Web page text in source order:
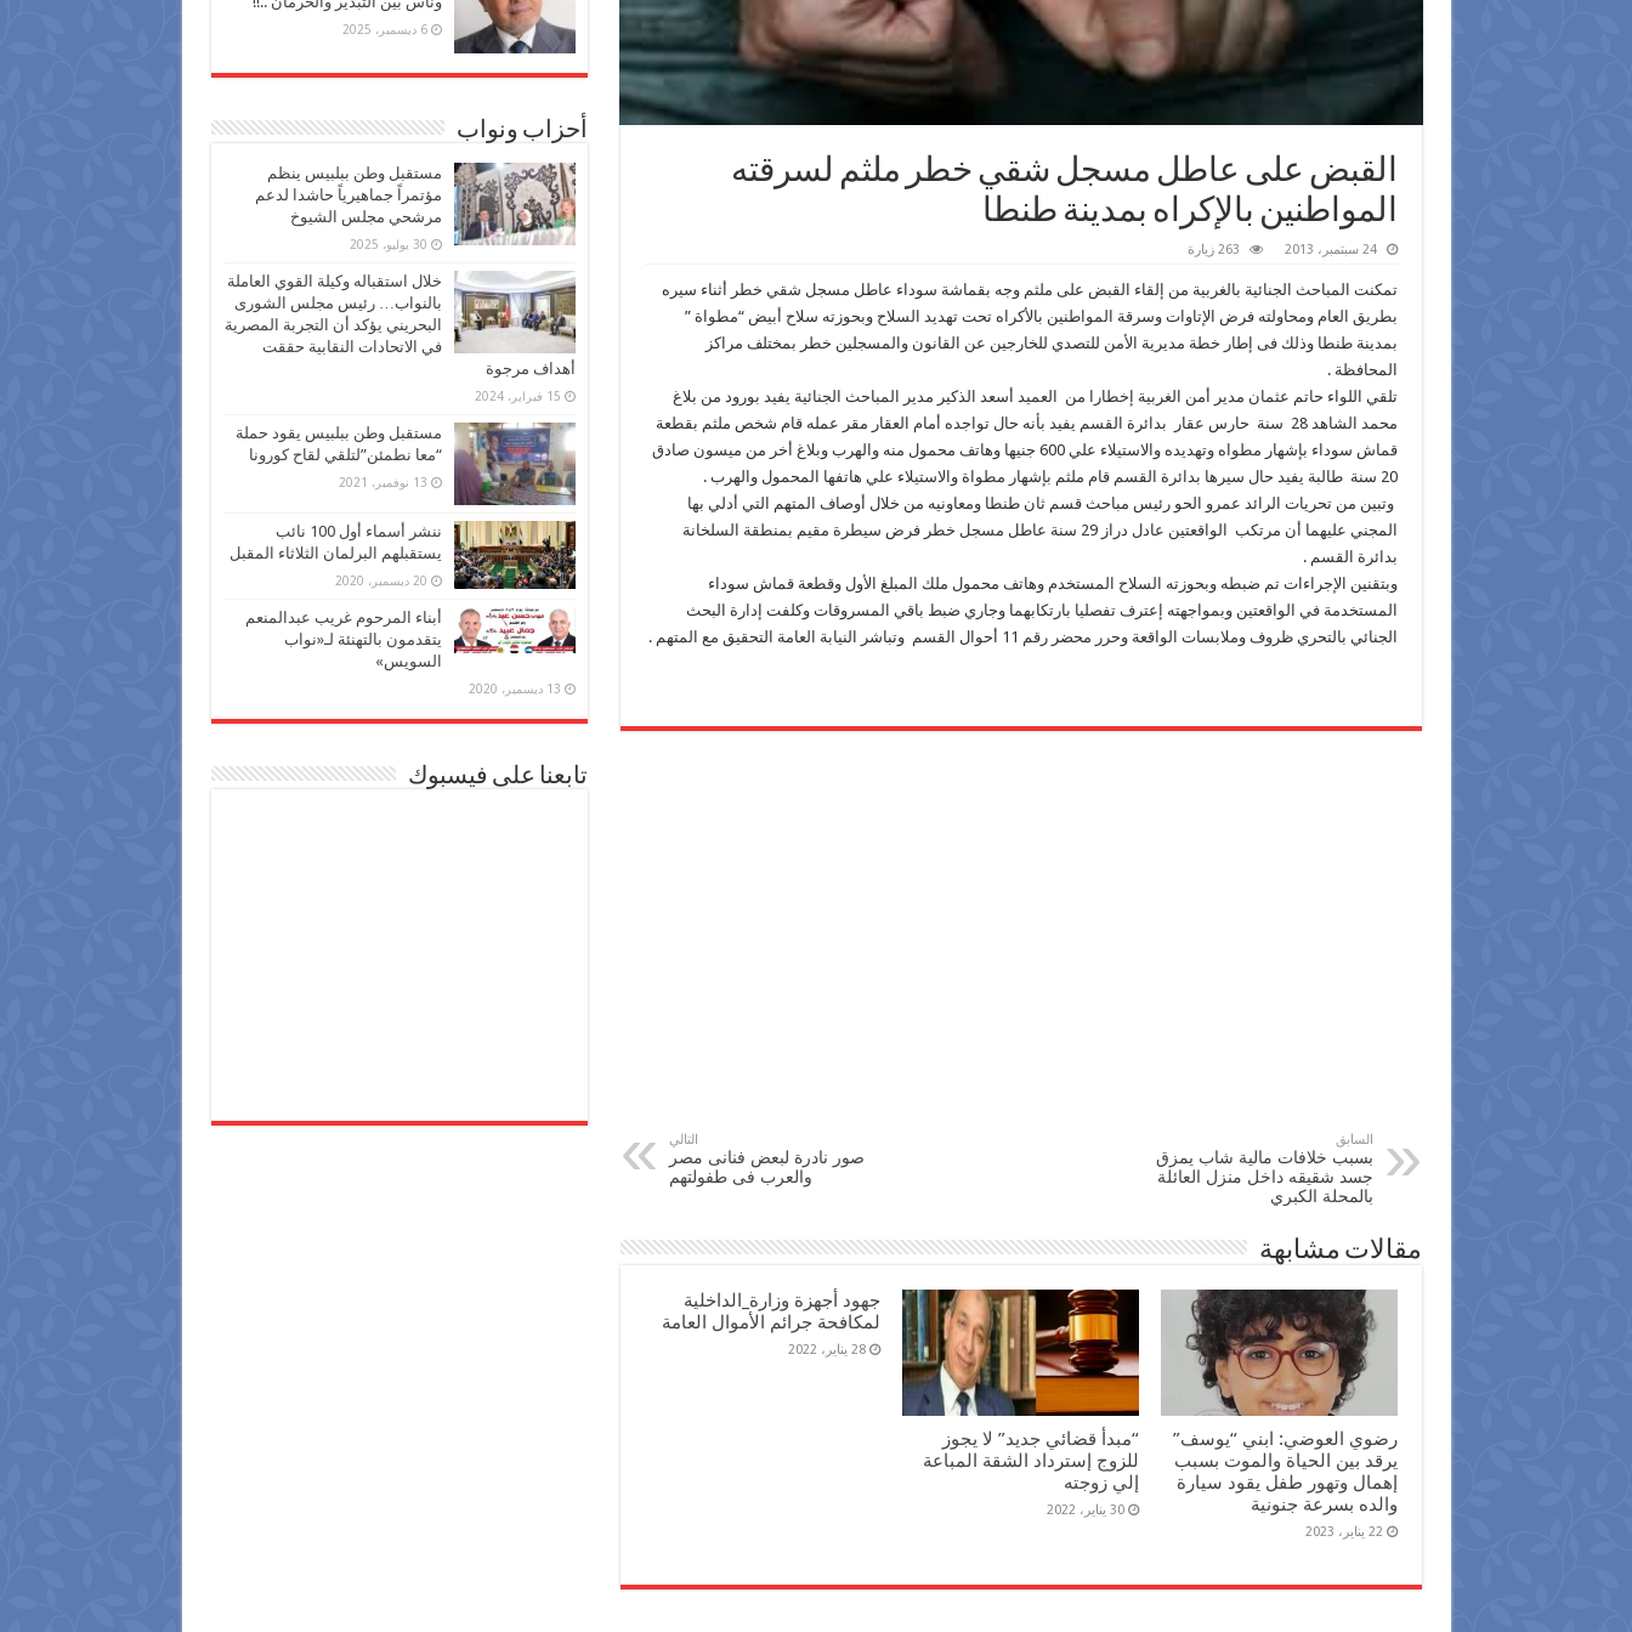
القبض على عاطل مسجل شقي خطر ملثم لسرقته
المواطنين بالإكراه بمدينة طنطا
24 سبتمبر، 2013 263 زيارة
تمكنت المباحث الجنائية بالغربية من إلقاء القبض على ملثم وجه بقماشة سوداء عاطل مسجل شقي خطر أثناء سيره
بطريق العام ومحاولته فرض الإتاوات وسرقة المواطنين بالأكراه تحت تهديد السلاح وبحوزته سلاح أبيض “مطواة ”
بمدينة طنطا وذلك فى إطار خطة مديرية الأمن للتصدي للخارجين عن القانون والمسجلين خطر بمختلف مراكز
المحافظة .
تلقي اللواء حاتم عثمان مدير أمن الغربية إخطارا من العميد أسعد الذكير مدير المباحث الجنائية يفيد بورود من بلاغ
محمد الشاهد 28 سنة حارس عقار بدائرة القسم يفيد بأنه حال تواجده أمام العقار مقر عمله قام شخص ملثم بقطعة
قماش سوداء بإشهار مطواه وتهديده والاستيلاء علي 600 جنيها وهاتف محمول منه والهرب وبلاغ أخر من ميسون صادق
20 سنة طالبة يفيد حال سيرها بدائرة القسم قام ملثم بإشهار مطواة والاستيلاء علي هاتفها المحمول والهرب .
وتبين من تحريات الرائد عمرو الحو رئيس مباحث قسم ثان طنطا ومعاونيه من خلال أوصاف المتهم التي أدلي بها
المجني عليهما أن مرتكب الواقعتين عادل دراز 29 سنة عاطل مسجل خطر فرض سيطرة مقيم بمنطقة السلخانة
بدائرة القسم .
وبتقنين الإجراءات تم ضبطه وبحوزته السلاح المستخدم وهاتف محمول ملك المبلغ الأول وقطعة قماش سوداء
المستخدمة في الواقعتين وبمواجهته إعترف تفصليا بارتكابهما وجاري ضبط باقي المسروقات وكلفت إدارة البحث
الجنائي بالتحري ظروف وملابسات الواقعة وحرر محضر رقم 11 أحوال القسم وتباشر النيابة العامة التحقيق مع المتهم .
السابق
بسبب خلافات مالية شاب يمزق
جسد شقيقه داخل منزل العائلة
بالمحلة الكبري
التالي
صور نادرة لبعض فنانى مصر
والعرب فى طفولتهم
مقالات مشابهة
رضوي العوضي: ابني “يوسف”
يرقد بين الحياة والموت بسبب
إهمال وتهور طفل يقود سيارة
والده بسرعة جنونية
22 يناير، 2023
“مبدأ قضائي جديد” لا يجوز
للزوج إسترداد الشقة المباعة
إلي زوجته
30 يناير، 2022
جهود أجهزة وزارة_الداخلية
لمكافحة جرائم الأموال العامة
28 يناير، 2022
6 ديسمبر، 2025
أحزاب ونواب
مستقبل وطن ببلبيس ينظم
مؤتمراً جماهيرياً حاشدا لدعم
مرشحي مجلس الشيوخ
30 يوليو، 2025
خلال استقباله وكيلة القوي العاملة
بالنواب… رئيس مجلس الشورى
البحريني يؤكد أن التجربة المصرية
في الاتحادات النقابية حققت
أهداف مرجوة
15 فبراير، 2024
مستقبل وطن ببلبيس يقود حملة
“معا نطمئن”لتلقي لقاح كورونا
13 نوفمبر، 2021
ننشر أسماء أول 100 نائب
يستقبلهم البرلمان الثلاثاء المقبل
20 ديسمبر، 2020
أبناء المرحوم غريب عبدالمنعم
يتقدمون بالتهنئة لـ«نواب
السويس»
13 ديسمبر، 2020
تابعنا على فيسبوك